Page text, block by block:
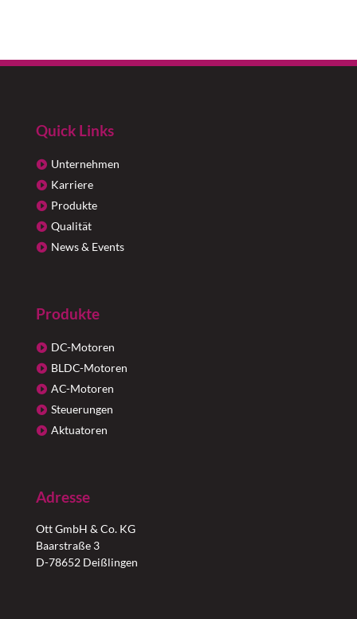
Quick Links
Unternehmen
Karriere
Produkte
Qualität
News & Events
Produkte
DC-Motoren
BLDC-Motoren
AC-Motoren
Steuerungen
Aktuatoren
Adresse
Ott GmbH & Co. KG
Baarstraße 3
D-78652 Deißlingen